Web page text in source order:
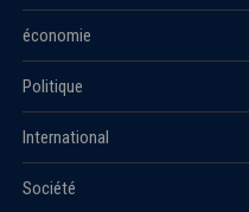
économie
Politique
International
Société